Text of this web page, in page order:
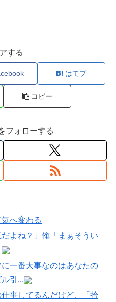
する
はてブ
コピー
フォローする
へ変わる
よね？」俺「まぁそうい
一番大事なのはあなたの
引...
事してるんだけど、「拾